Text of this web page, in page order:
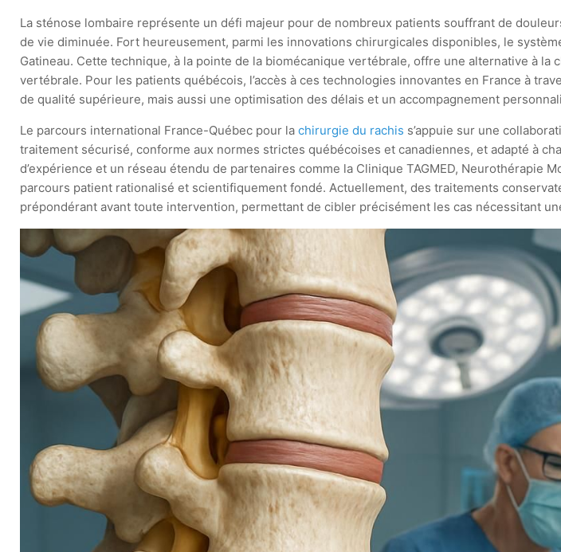
La sténose lombaire représente un défi majeur pour de nombreux patients souffrant de
de vie diminuée. Fort heureusement, parmi les innovations chirurgicales disponibles, le
Gatineau. Cette technique, à la pointe de la biomécanique vertébrale, offre une alternative à
vertébrale. Pour les patients québécois, l’accès à ces technologies innovantes en France à
de qualité supérieure, mais aussi une optimisation des délais et un accompagnement
Le parcours international France-Québec pour lachirurgie du rachis s’appuie sur une
traitement sécurisé, conforme aux normes strictes québécoises et canadiennes, et adapté à
d’expérience et un réseau étendu de partenaires comme la Clinique TAGMED, Neurothérapie
parcours patient rationalisé et scientifiquement fondé. Actuellement, des traitements
prépondérant avant toute intervention, permettant de cibler précisément les cas nécessitant